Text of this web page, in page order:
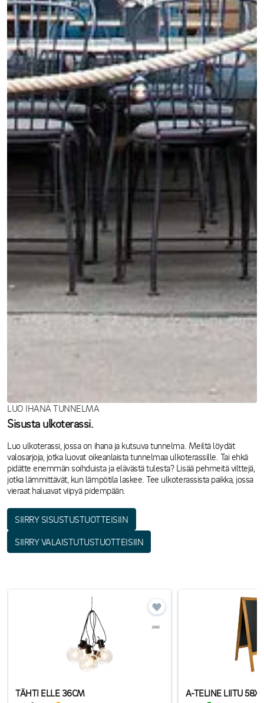
LUO IHANA TUNNELMA
Sisusta ulkoterassi.
Luo ulkoterassi, jossa on ihana ja kutsuva tunnelma. Meiltä löydät
valosarjoja, jotka luovat oikeanlaista tunnelmaa ulkoterassille. Tai ehkä
pidätte enemmän soihduista ja elävästä tulesta? Lisää pehmeitä vilttejä,
jotka lämmittävät, kun lämpötila laskee. Tee ulkoterassista paikka, jossa
vieraat haluavat viipyä pidempään.
SIIRRY SISUSTUSTUOTTEISIIN
SIIRRY VALAISTUTUSTUOTTEISIIN
TÄHTI ELLE 36CM A-TELINE LIITU